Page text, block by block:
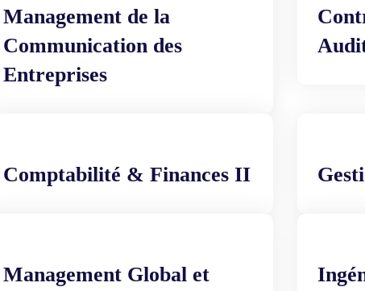
Management de la
Communication des
Entreprises
Comptabilité & Finances II
Management Global et